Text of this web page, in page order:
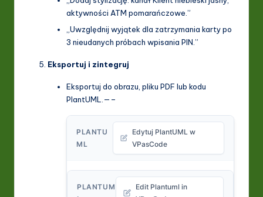
aktywności ATM pomarańczowe.”
„Uwzględnij wyjątek dla zatrzymania karty po
3 nieudanych próbach wpisania PIN.”
Eksportuj i zintegruj
Eksportuj do obrazu, pliku PDF lub kodu
PlantUML.—–
PLANTU
ML
Edytuj PlantUML w
VPasCode
PLANTUM
Edit Plantuml in